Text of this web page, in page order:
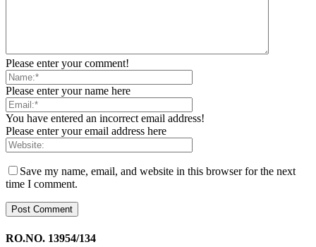
Please enter your comment!
Please enter your name here
You have entered an incorrect email address!
Please enter your email address here
Save my name, email, and website in this browser for the next
time I comment.
RO.NO. 13954/134